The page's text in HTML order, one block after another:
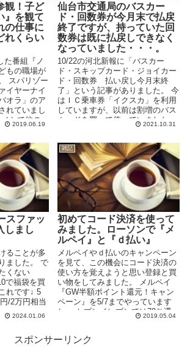
観！子ど
』を観て
の仕事に
れくらい
た番組『ノ
もの職場が
スパリゾー
イヤーナイ
オラ」のア
れていまし
シで他の
2019.06.19
仙台市交通局のバスカー
ド・回数券が今月末で払戻
終了ですが、持っていた回
数券は既に払戻しできなく
なっていました・・・。
10/22の河北新報に「バスカー
ド・スキップカード・ジョイカー
ド・回数券 払い戻し今月末終
了」という記事がありました。 今
はＩＣ乗車券「イクスカ」を利用
していますが、以前は割増のバス
カードを買って使っていました。
2021.10.31
スファッ
しまし
ることが多
ました。 で
くない
で福袋を買
れです↓ 5
/2万円相当
2024.01.06
雑記
初めてコード決済を使って
みました。ローソンで『メ
ルペイ』と『ｄ払い』
メルペイやｄ払いのキャンペーン
を見て、この機会にコード決済の
使い方を覚えようと思い登録と買
い物をしてみました。 メルペイ
『GW半額ポイント還元！キャン
ペーン』を5/7までやっています
ね。 セブンイレブンでは70％還
2019.05.04
スポンサーリンク